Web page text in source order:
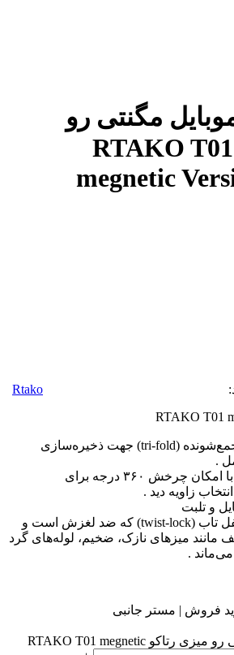
مگنتی رو
میزی رتاکو RTAKO T01
megnetic
Rtako
RTAKO T01
طراحی سه‌تایی جمع‌شونده (tri-fold) جهت ذخیره‌سازی
.
بازوی آلیاژ فلزی با امکان چرخش ۳۶۰ درجه برای
زاویه دید .
و تلبت
پایه چرخشی با قفل تاب (twist-lock) که ضد لغزش است و
میزهای نازک، ضخیم، لوله‌های گرد
می‌ماند .
فروش | مستر جانبی
پایه تبلت و موبایل مگنتی رو میزی رتاکو RTAKO T01 megnetic